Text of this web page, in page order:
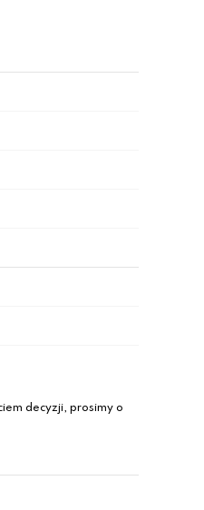
decyzji, prosimy o